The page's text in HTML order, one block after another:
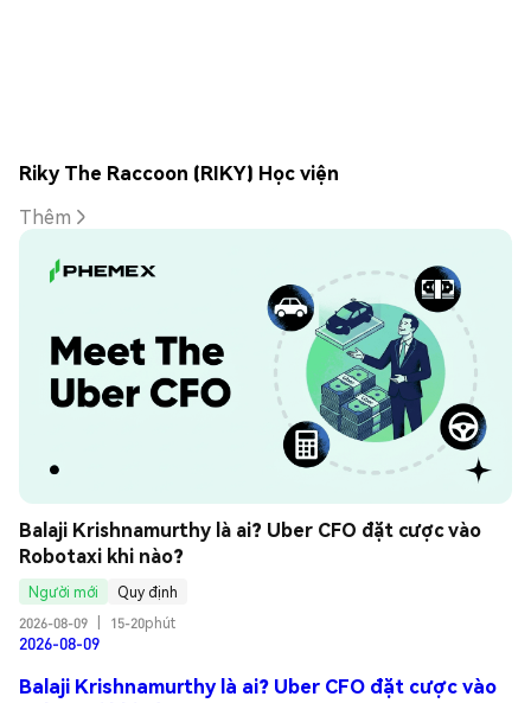
Riky The Raccoon (RIKY) Học viện
Thêm
Balaji Krishnamurthy là ai? Uber CFO đặt cược vào
Robotaxi khi nào?
Người mới
Quy định
2026-08-09
15-20phút
2026-08-09
Balaji Krishnamurthy là ai? Uber CFO đặt cược vào